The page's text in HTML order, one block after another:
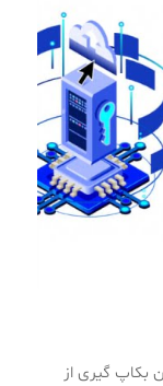
بکاپ گیری از